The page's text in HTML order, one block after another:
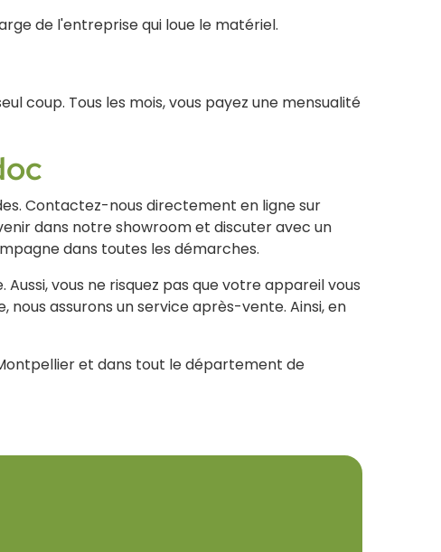
de l'entreprise qui loue le matériel.
coup. Tous les mois, vous payez une mensualité
Contactez-nous directement en ligne sur
dans notre showroom et discuter avec un
dans toutes les démarches.
vous ne risquez pas que votre appareil vous
assurons un service après-vente. Ainsi, en
et dans tout le département de